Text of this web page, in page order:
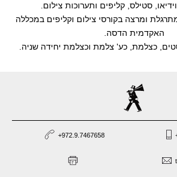
סטילס, קליפים ותערוכות צילום.
ומרצה בקורסי צילום וקליפים במכללה
האקדמית הדסה.
כצלמת, כע' צלמת וכצלמת יחידה שניה.
+972.9.7467658